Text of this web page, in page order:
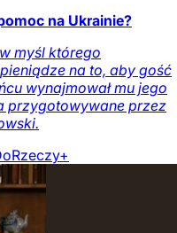
na Ukrainie?
myśl którego
na to, aby gość
wynajmował mu jego
przygotowywane przez